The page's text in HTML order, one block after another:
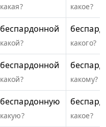
какая? какое?
беспардонной
какой? какого?
беспардонной
какой? какому?
беспардонную
какую? какое?